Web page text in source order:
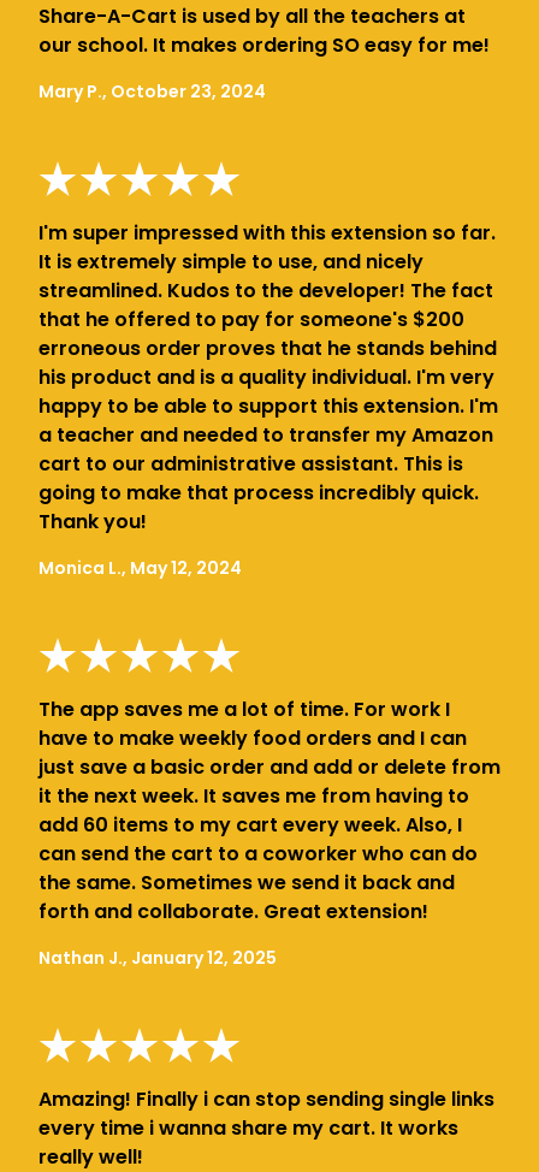
Share-A-Cart is used by all the teachers at
our school. It makes ordering SO easy for me!
Mary P., October 23, 2024
I'm super impressed with this extension so far.
It is extremely simple to use, and nicely
streamlined. Kudos to the developer! The fact
that he offered to pay for someone's $200
erroneous order proves that he stands behind
his product and is a quality individual. I'm very
happy to be able to support this extension. I'm
a teacher and needed to transfer my Amazon
cart to our administrative assistant. This is
going to make that process incredibly quick.
Thank you!
Monica L., May 12, 2024
The app saves me a lot of time. For work I
have to make weekly food orders and I can
just save a basic order and add or delete from
it the next week. It saves me from having to
add 60 items to my cart every week. Also, I
can send the cart to a coworker who can do
the same. Sometimes we send it back and
forth and collaborate. Great extension!
Nathan J., January 12, 2025
Amazing! Finally i can stop sending single links
every time i wanna share my cart. It works
really well!